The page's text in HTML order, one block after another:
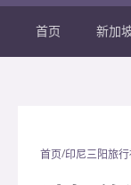
首页 新加
首页/印尼三阳旅